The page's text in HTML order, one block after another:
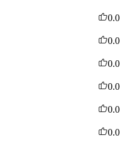
0.0
0.0
0.0
0.0
0.0
0.0